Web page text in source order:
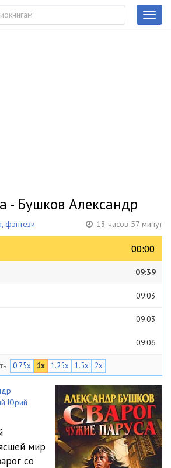
- Бушков Александр
фэнтези 13 часов 57 минут
00:00
00:00
09:39
09:03
09:03
09:06
10:23
03:01
09:47
09:49
0.75x 1x 1.25x 1.5x 2x
Юрий
мир
со